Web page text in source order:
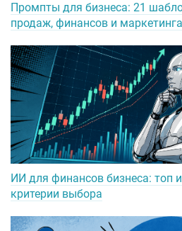
Промпты для бизнеса: 21
продаж, финансов и маркетинга
ИИ для финансов бизнеса: топ
критерии выбора